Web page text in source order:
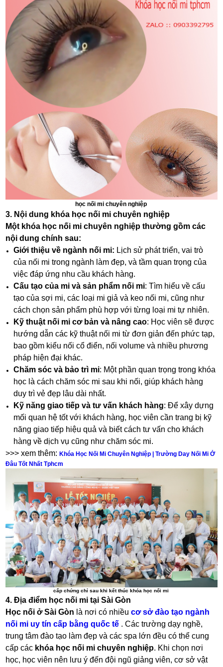
học nối mi chuyên nghiệp
3. Nội dung khóa học nối mi chuyên nghiệp
Một khóa học nối mi chuyên nghiệp thường gồm các
nội dung chính sau:
Giới thiệu về ngành nối mi: Lịch sử phát triển, vai trò
của nối mi trong ngành làm đẹp, và tầm quan trọng của
việc đáp ứng nhu cầu khách hàng.
Cấu tạo của mi và sản phẩm nối mi: Tìm hiểu về cấu
tạo của sợi mi, các loại mi giả và keo nối mi, cũng như
cách chọn sản phẩm phù hợp với từng loại mi tự nhiên.
Kỹ thuật nối mi cơ bản và nâng cao: Học viên sẽ được
hướng dẫn các kỹ thuật nối mi từ đơn giản đến phức tạp,
bao gồm kiểu nối cổ điển, nối volume và nhiều phương
pháp hiện đại khác.
Chăm sóc và bảo trì mi: Một phần quan trọng trong khóa
học là cách chăm sóc mi sau khi nối, giúp khách hàng
duy trì vẻ đẹp lâu dài nhất.
Kỹ năng giao tiếp và tư vấn khách hàng: Để xây dựng
mối quan hệ tốt với khách hàng, học viên cần trang bị kỹ
năng giao tiếp hiệu quả và biết cách tư vấn cho khách
hàng về dịch vụ cũng như chăm sóc mi.
>>> xem thêm:Khóa Học Nối Mi Chuyên Nghiệp | Trường Day Nối Mi Ở
Đâu Tốt Nhất Tphcm
cấp chứng chỉ sau khi kết thúc khóa học nối mi
4. Địa điểm học nối mi tại Sài Gòn
Học nối ở Sài Gòn là nơi có nhiềucơ sở đào tạo ngành
nối mi uy tín cấp bằng quốc tế . Các trường dạy nghề,
trung tâm đào tạo làm đẹp và các spa lớn đều có thể cung
cấp các khóa học nối mi chuyên nghiệp. Khi chọn nơi
học, học viên nên lưu ý đến đội ngũ giảng viên, cơ sở vật